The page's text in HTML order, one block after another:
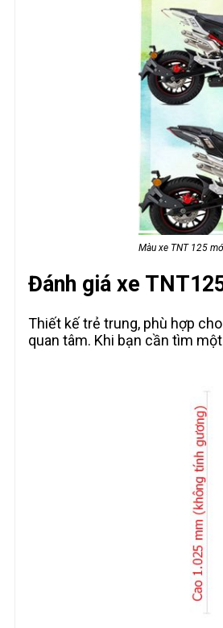
Màu xe TNT 125
Đánh giá xe
Thiết kế trẻ trung, phù hợp
quan tâm. Khi bạn cần tìm